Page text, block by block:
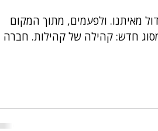
מאיתנו. ולפעמים, מתוך המקום
חדש: קהילה של קהילות. חברה